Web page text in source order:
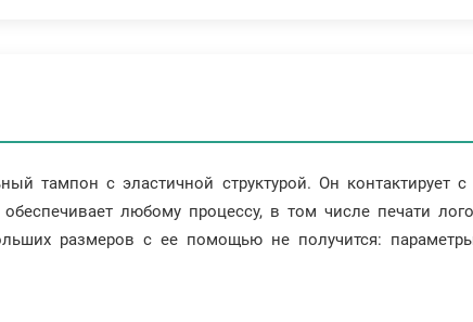
тампон с эластичной структурой. Он контактирует с
любому процессу, в том числе печати
размеров с ее помощью не получится: